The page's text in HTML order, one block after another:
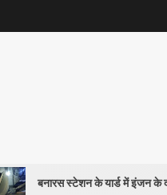
बनारस स्टेशन के यार्ड में इंजन के दो चक्के